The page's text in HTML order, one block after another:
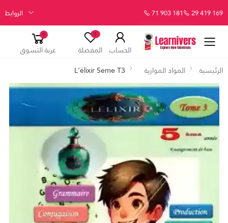
29 419 169
71 903 181 الروابط
الحساب
0
المفضلة
0
عربة التسوق
الرئيسية
المواد الموازية L'élixir 5eme T3